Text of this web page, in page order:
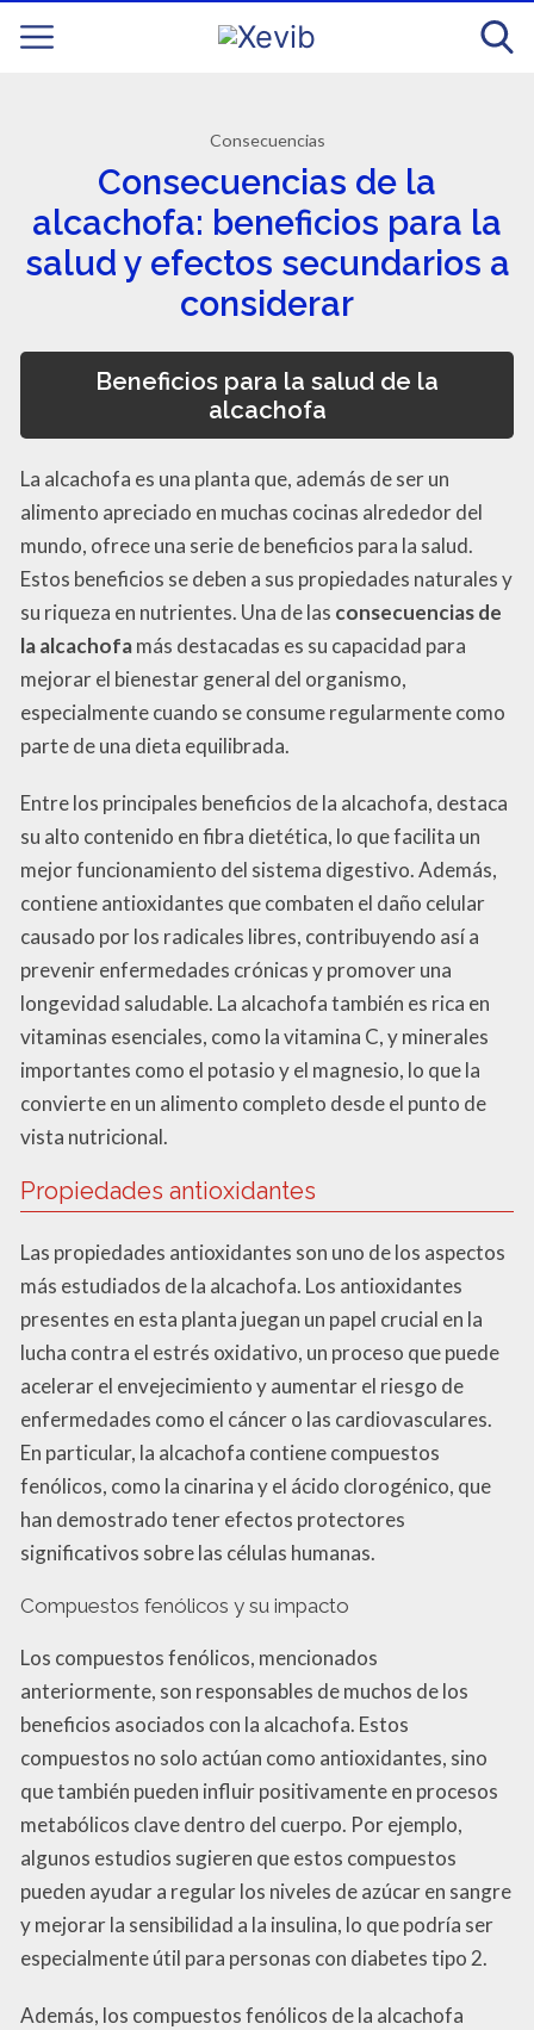
Consecuencias
Consecuencias de la
alcachofa: beneficios para la
salud y efectos secundarios a
considerar
Beneficios para la salud de la
alcachofa
La alcachofa es una planta que, además de ser un
alimento apreciado en muchas cocinas alrededor del
mundo, ofrece una serie de beneficios para la salud.
Estos beneficios se deben a sus propiedades naturales y
su riqueza en nutrientes. Una de las consecuencias de
la alcachofamás destacadas es su capacidad para
mejorar el bienestar general del organismo,
especialmente cuando se consume regularmente como
parte de una dieta equilibrada.
Entre los principales beneficios de la alcachofa, destaca
su alto contenido en fibra dietética, lo que facilita un
mejor funcionamiento del sistema digestivo. Además,
contiene antioxidantes que combaten el daño celular
causado por los radicales libres, contribuyendo así a
prevenir enfermedades crónicas y promover una
longevidad saludable. La alcachofa también es rica en
vitaminas esenciales, como la vitamina C, y minerales
importantes como el potasio y el magnesio, lo que la
convierte en un alimento completo desde el punto de
vista nutricional.
Propiedades antioxidantes
Las propiedades antioxidantes son uno de los aspectos
más estudiados de la alcachofa. Los antioxidantes
presentes en esta planta juegan un papel crucial en la
lucha contra el estrés oxidativo, un proceso que puede
acelerar el envejecimiento y aumentar el riesgo de
enfermedades como el cáncer o las cardiovasculares.
En particular, la alcachofa contiene compuestos
fenólicos, como la cinarina y el ácido clorogénico, que
han demostrado tener efectos protectores
significativos sobre las células humanas.
Compuestos fenólicos y su impacto
Los compuestos fenólicos, mencionados
anteriormente, son responsables de muchos de los
beneficios asociados con la alcachofa. Estos
compuestos no solo actúan como antioxidantes, sino
que también pueden influir positivamente en procesos
metabólicos clave dentro del cuerpo. Por ejemplo,
algunos estudios sugieren que estos compuestos
pueden ayudar a regular los niveles de azúcar en sangre
y mejorar la sensibilidad a la insulina, lo que podría ser
especialmente útil para personas con diabetes tipo 2.
Además, los compuestos fenólicos de la alcachofa